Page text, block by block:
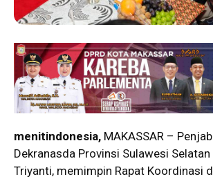
menitindonesia, MAKASSAR –
Dekranasda Provinsi Sulawesi Selatan
Triyanti, memimpin Rapat Koordinasi